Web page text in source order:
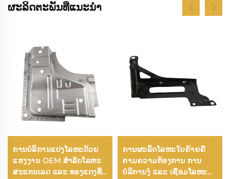
ຜະລິດຕະພັນທີ່ແນະນຳ
ການບໍລິການແປງໂລຫະດ້ວຍ
ແຮງງານ OEM ສຳລັບໂລຫະ
ສະແຕນເລດ ແລະ ທອງແດງທີ່
ການຜະລິດໂລຫະໃບຄ້າຍຄື
ຕາມຄວາມຕ້ອງການ ການ
ບໍລິການງໍ ແລະ ເຊື່ອມໂລຫະ